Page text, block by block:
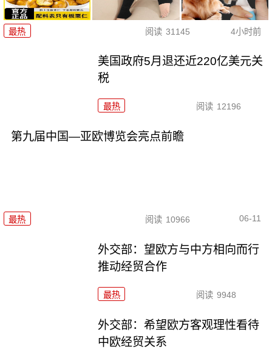
最热 阅读 31145 4小时前
美国政府5月退还近220亿美元关
税
最热 阅读 12196
第九届中国—亚欧博览会亮点前瞻
最热 阅读 10966 06-11
外交部：望欧方与中方相向而行
推动经贸合作
最热 阅读 9948
外交部：希望欧方客观理性看待
中欧经贸关系